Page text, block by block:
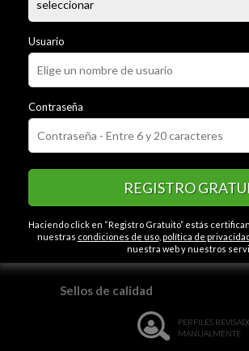
encantan los conciertos y estar agusto con mi
de tu piel
ha rellenado esta opción en su perfil.
la monotonía.
Usuario
Contraseña
REGISTRO
Haciendo click en “Registro Gratuito” estás
nuestras condiciones de uso, política de
nuestra web y nuestros
Sellos de calidad
PERFILES
MANUALMENTE